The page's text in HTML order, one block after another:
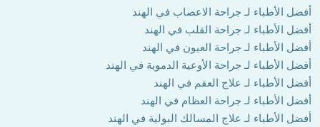
أفضل الأطباء لـ جراحة الاعصاب في الهند
أفضل الأطباء لـ جراحة القلب في الهند
أفضل الأطباء لـ جراحة العيون في الهند
أفضل الأطباء لـ جراحة الأوعية الدموية في الهند
أفضل الأطباء لـ علاج العقم في الهند
أفضل الأطباء لـ جراحة العظام في الهند
أفضل الأطباء لـ علاج المسالك البولية في الهند